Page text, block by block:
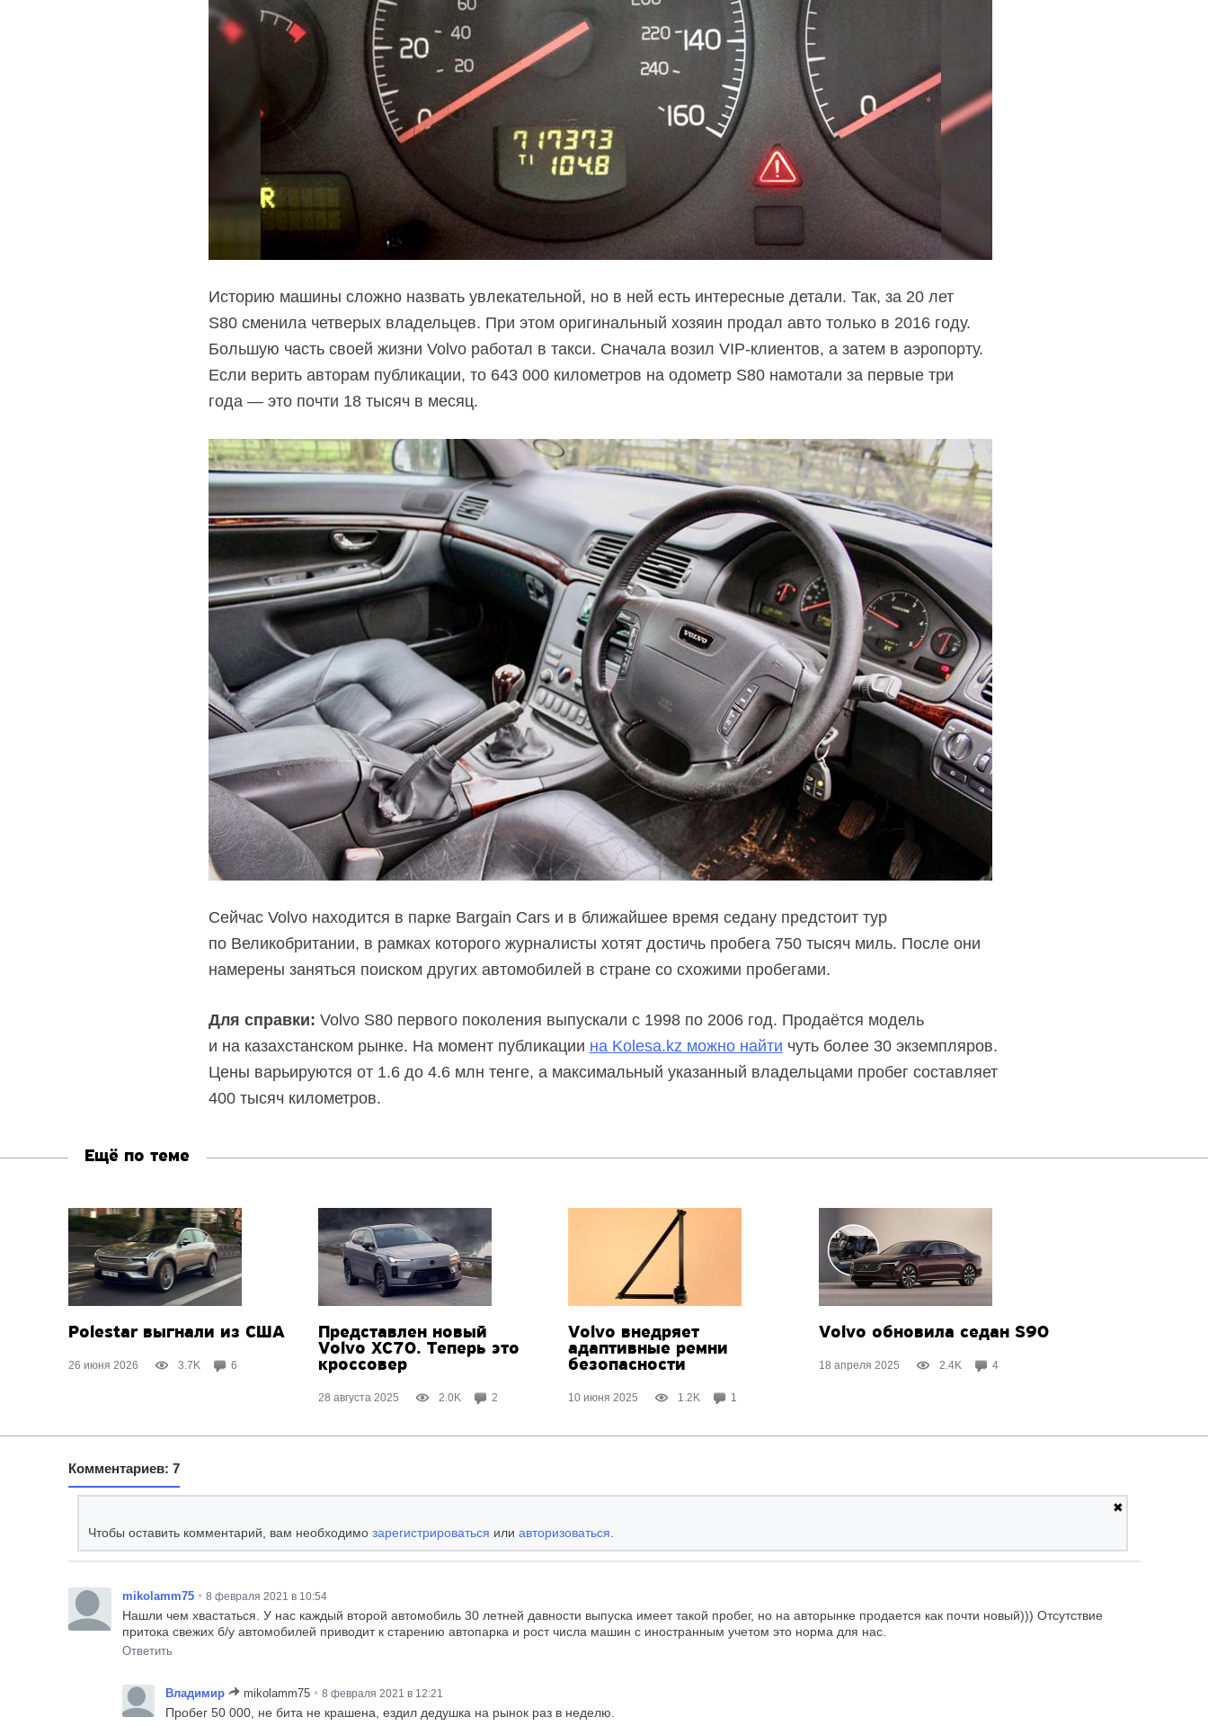
Историю машины сложно назвать увлекательной, но в ней есть интересные детали. Так, за 20 лет
S80 сменила четверых владельцев. При этом оригинальный хозяин продал авто только в 2016 году.
Большую часть своей жизни Volvo работал в такси. Сначала возил VIP-клиентов, а затем в аэропорту.
Если верить авторам публикации, то 643 000 километров на одометр S80 намотали за первые три
года — это почти 18 тысяч в месяц.
Сейчас Volvo находится в парке Bargain Cars и в ближайшее время седану предстоит тур
по Великобритании, в рамках которого журналисты хотят достичь пробега 750 тысяч миль. После они
намерены заняться поиском других автомобилей в стране со схожими пробегами.
Для справки: Volvo S80 первого поколения выпускали с 1998 по 2006 год. Продаётся модель
и на казахстанском рынке. На момент публикации на Kolesa.kz можно найти чуть более 30 экземпляров.
Цены варьируются от 1.6 до 4.6 млн тенге, а максимальный указанный владельцами пробег составляет
400 тысяч километров.
Ещё по теме
Polestar выгнали из США
26 июня 2026 3.7K 6
Представлен новый
Volvo XC70. Теперь это
кроссовер
28 августа 2025 2.0K 2
Volvo внедряет
адаптивные ремни
безопасности
10 июня 2025 1.2K 1
Volvo обновила седан S90
18 апреля 2025 2.4K 4
Комментариев: 7
✖
Чтобы оставить комментарий, вам необходимо зарегистрироваться или авторизоваться.
mikolamm75 • 8 февраля 2021 в 10:54
Нашли чем хвастаться. У нас каждый второй автомобиль 30 летней давности выпуска имеет такой пробег, но на авторынке продается как почти новый))) Отсутствие
притока свежих б/у автомобилей приводит к старению автопарка и рост числа машин с иностранным учетом это норма для нас.
Ответить
Владимир mikolamm75 • 8 февраля 2021 в 12:21
Пробег 50 000, не бита не крашена, ездил дедушка на рынок раз в неделю.